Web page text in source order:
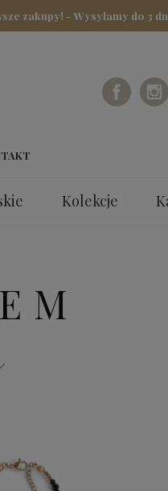
zakupy! - Wysyłamy do 3
Kolekcje